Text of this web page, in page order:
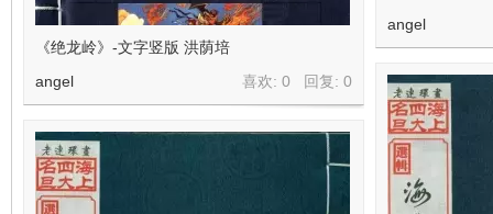
angel
《绝龙岭》-文字竖版 洪荫培
喜欢: 0 回复: 0
angel